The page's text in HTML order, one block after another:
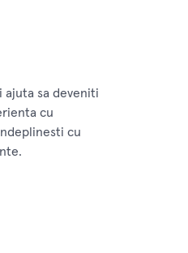
ajuta sa deveniti
cu
cu